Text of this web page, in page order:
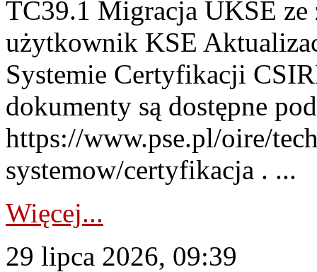
TC39.1 Migracja UKSE
użytkownik KSE
Systemie Certyfikacji
dokumenty są dostępne
https://www.pse.pl/oire/
systemow/certyfikacja . ...
Więcej...
29 lipca 2026, 09:39